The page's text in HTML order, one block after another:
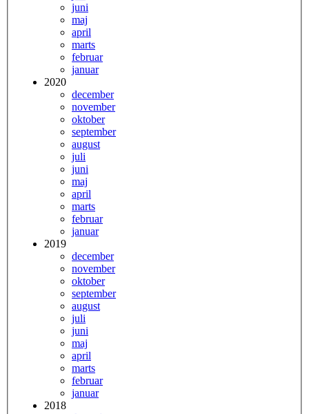
juni
maj
april
marts
februar
januar
2020
december
november
oktober
september
august
juli
juni
maj
april
marts
februar
januar
2019
december
november
oktober
september
august
juli
juni
maj
april
marts
februar
januar
2018